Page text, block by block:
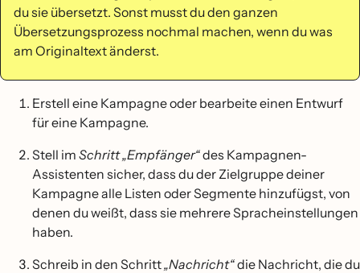
du sie übersetzt. Sonst musst du den ganzen
Übersetzungsprozess nochmal machen, wenn du was
am Originaltext änderst.
Erstell eine Kampagne oder bearbeite einen Entwurf
für eine Kampagne.
Stell im Schritt „Empfänger“des Kampagnen-
Assistenten sicher, dass du der Zielgruppe deiner
Kampagne alle Listen oder Segmente hinzufügst, von
denen du weißt, dass sie mehrere Spracheinstellungen
haben.
Schreib in den Schritt„Nachricht“die Nachricht, die du